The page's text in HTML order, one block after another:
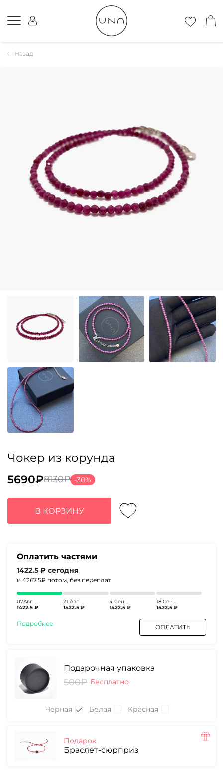
Назад
Чокер из корунда
8130₽
Первоначальная
цена
составляла
8130₽.
5690₽
Текущая
цена:
5690₽.
-30%
В КОРЗИНУ
Оплатить частями
1422.5 ₽ сегодня
и 4267.5₽ потом, без переплат
07Авг
1422.5 ₽
21 Авг
1422.5 ₽
4 Сен
1422.5 ₽
18 Сен
1422.5 ₽
Подробнее ОПЛАТИТЬ
Подарочная упаковка
500₽ Бесплатно
Черная Белая Красная
Подарок
Браслет-сюрприз